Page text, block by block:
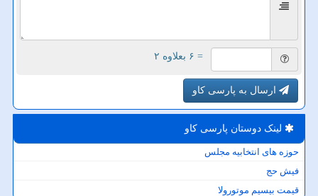
= ۶ بعلاوه ۲
ارسال به پارسی کاو
لینک دوستان پارسی كاو
حوزه های انتخابیه مجلس
فیش حج
قیمت بیسیم موتورولا